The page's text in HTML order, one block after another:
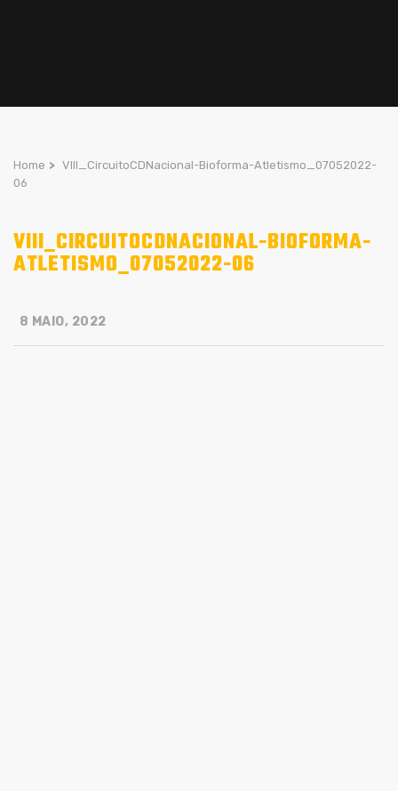
Home > VIII_CircuitoCDNacional-Bioforma-Atletismo_07052022-
06
VIII_CIRCUITOCDNACIONAL-BIOFORMA-
ATLETISMO_07052022-06
8 MAIO, 2022